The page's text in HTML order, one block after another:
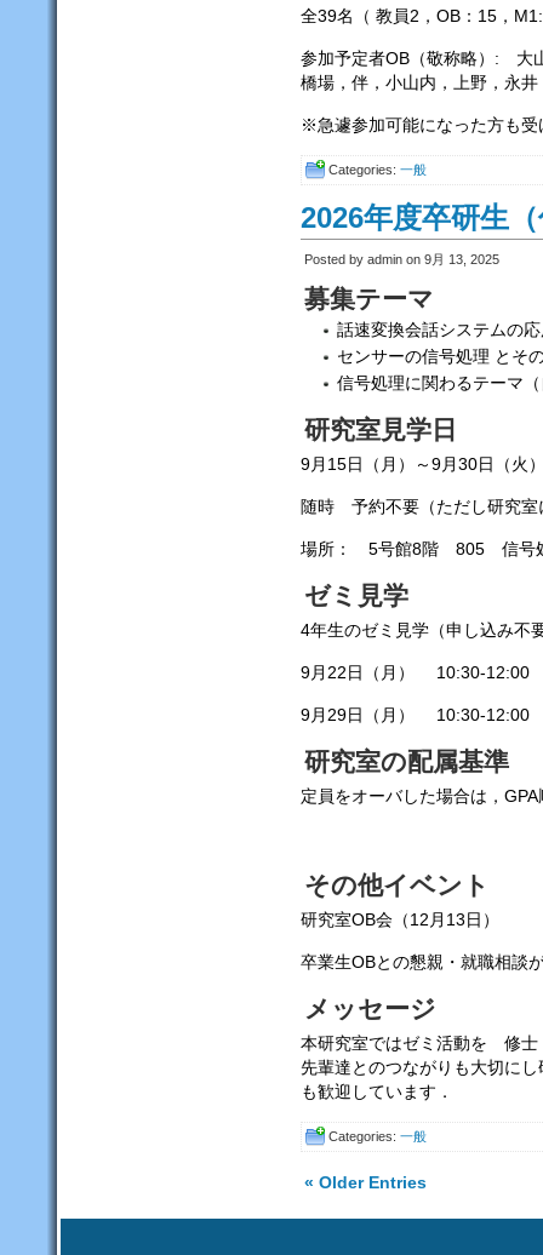
全39名（ 教員2，OB：15，
参加予定者OB（敬称略）: 大
橋場，伴，小山内，上野，永
※急遽参加可能になった方も
Categories: 一般
2026年度卒研生
Posted by admin on 9月 13, 2025
募集テーマ
話速変換会話システムの
センサーの信号処理 とそ
信号処理に関わるテーマ
研究室見学日
9月15日（月）～9月30日（
随時 予約不要（ただし研究室
場所： 5号館8階 805 信号
ゼミ見学
4年生のゼミ見学（申し込み不
9月22日（月） 10:30-12:00
9月29日（月） 10:30-12:00
研究室の配属基準
定員をオーバした場合は，
その他イベント
研究室OB会（12月13日）
卒業生OBとの懇親・就職相談
メッセージ
本研究室ではゼミ活動を 修士
先輩達とのつながりも大切に
も歓迎しています．
Categories: 一般
« Older Entries